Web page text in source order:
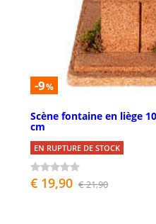
-9%
Scène fontaine en liège
cm
EN RUPTURE DE STOCK
€ 19,90 € 21,90